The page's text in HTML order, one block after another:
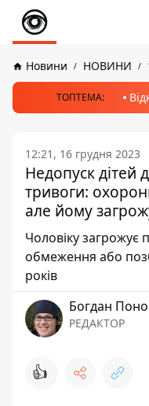
Новини НОВИНИ
ТОПТЕМА:
12:21, 16 грудня 2023
Недопуск дітей
тривоги:
але йому
Чоловіку загрожує
обмеження або
років
Богдан
РЕДАКТОР
👍